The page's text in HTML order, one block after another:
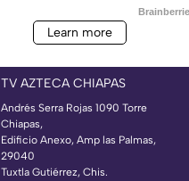
TV AZTECA CHIAPAS
Andrés Serra Rojas 1090 Torre
Chiapas,
Edificio Anexo, Amp las Palmas,
29040
Tuxtla Gutiérrez, Chis.